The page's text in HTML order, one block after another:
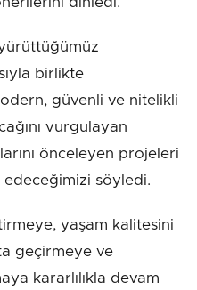
birlikte
güvenli ve nitelikli
vurgulayan
önceleyen projeleri
söyledi.
yaşam kalitesini
geçirmeye ve
kararlılıkla devam